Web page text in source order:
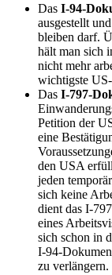
Das I-94-
ausgestellt
bleiben darf.
hält man sich
nicht mehr
wichtigste
Das I-797-
Petition der
eine
den USA
jeden
sich keine
dient das I-
eines
sich schon in
I-94-
zu verlängern.